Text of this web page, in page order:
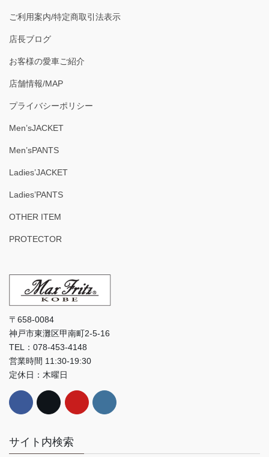
ご利用案内/特定商取引法表示
店長ブログ
お客様の愛車ご紹介
店舗情報/MAP
プライバシーポリシー
Men’sJACKET
Men’sPANTS
Ladies’JACKET
Ladies’PANTS
OTHER ITEM
PROTECTOR
〒658-0084
神戸市東灘区甲南町2-5-16
TEL：078-453-4148
営業時間 11:30-19:30
定休日：木曜日
サイト内検索